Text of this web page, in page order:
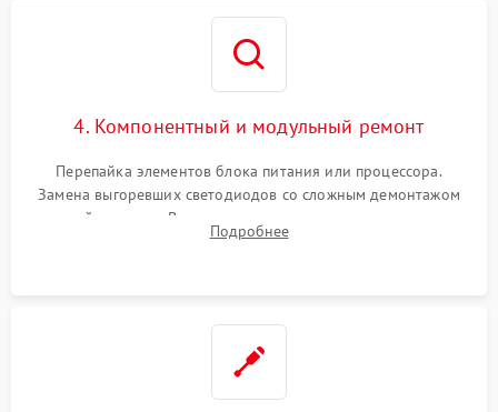
4. Компонентный и модульный ремонт
Перепайка элементов блока питания или процессора.
Замена выгоревших светодиодов со сложным демонтажом
хрупкой матрицы. Восстановление поврежденных дорожек,
прошивка микросхем памяти EEPROM
Подробнее